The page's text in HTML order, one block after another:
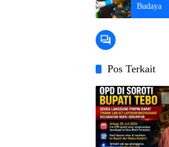
Budaya
Pos Terkait